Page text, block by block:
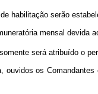
habilitação serão
mensal
será atribuído o
ouvidos os